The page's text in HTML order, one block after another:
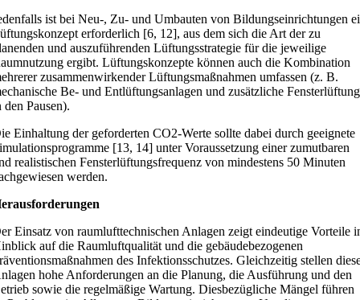
ist bei Neu-, Zu- und Umbauten von Bildungseinrichtungen
erforderlich [6, 12], aus dem sich die Art der zu
und auszuführenden Lüftungsstrategie für die jeweilige
ergibt. Lüftungskonzepte können auch die Kombination
zusammenwirkender Lüftungsmaßnahmen umfassen (z. B.
Be- und Entlüftungsanlagen und zusätzliche Fensterlüftung
den Pausen).
Einhaltung der geforderten CO2-Werte sollte dabei durch geeignete
[13, 14] unter Voraussetzung einer zumutbaren
realistischen Fensterlüftungsfrequenz von mindestens 50 Minuten
werden.
Einsatz von raumlufttechnischen Anlagen zeigt eindeutige Vorteile
auf die Raumluftqualität und die gebäudebezogenen
des Infektionsschutzes. Gleichzeitig stellen
hohe Anforderungen an die Planung, die Ausführung und den
sowie die regelmäßige Wartung. Diesbezügliche Mängel führen